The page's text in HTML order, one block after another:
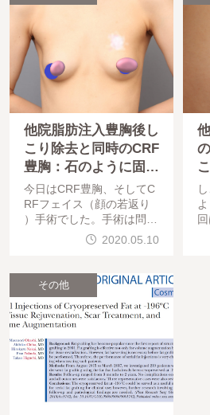
他院脂肪注入豊胸後し
こり除去と同時のCRF
豊胸：石のように固い
しこりが消え柔らかい
バストに
今日はCRF豊胸、そしてC
RFフェイス（顔の若返り
）手術でした。手術は問題
なく終わっています。仕上
がりを楽しみにしていてく
ェックにご来院なさった、
しこり除去＋CRF豊胸のモ
2020.05.10
その他